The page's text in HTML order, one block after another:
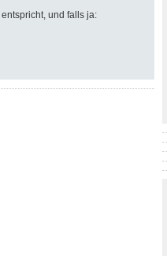
und falls ja: